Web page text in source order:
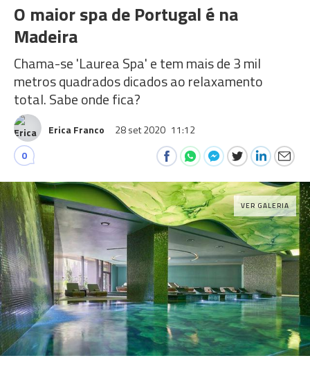
O maior spa de Portugal é na
Madeira
Chama-se 'Laurea Spa' e tem mais de 3 mil
metros quadrados dicados ao relaxamento
total. Sabe onde fica?
Erica Franco 28 set 2020 11:12
0
VER GALERIA